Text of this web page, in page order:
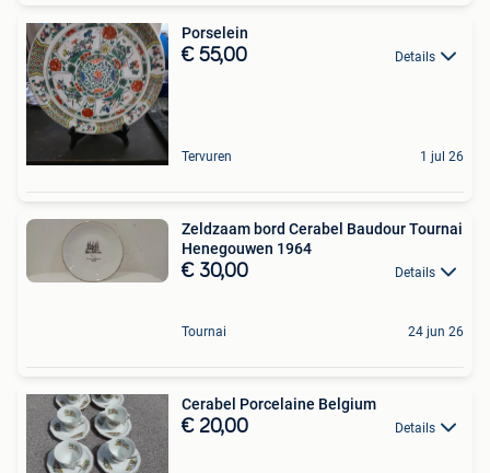
Porselein
€ 55,00 Details
Tervuren 1 jul 26
Zeldzaam bord Cerabel Baudour Tournai
Henegouwen 1964
€ 30,00 Details
Tournai 24 jun 26
Cerabel Porcelaine Belgium
€ 20,00 Details